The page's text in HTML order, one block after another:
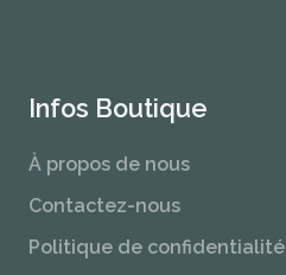
Infos Boutique
À propos de nous
Contactez-nous
Politique de confidentialité